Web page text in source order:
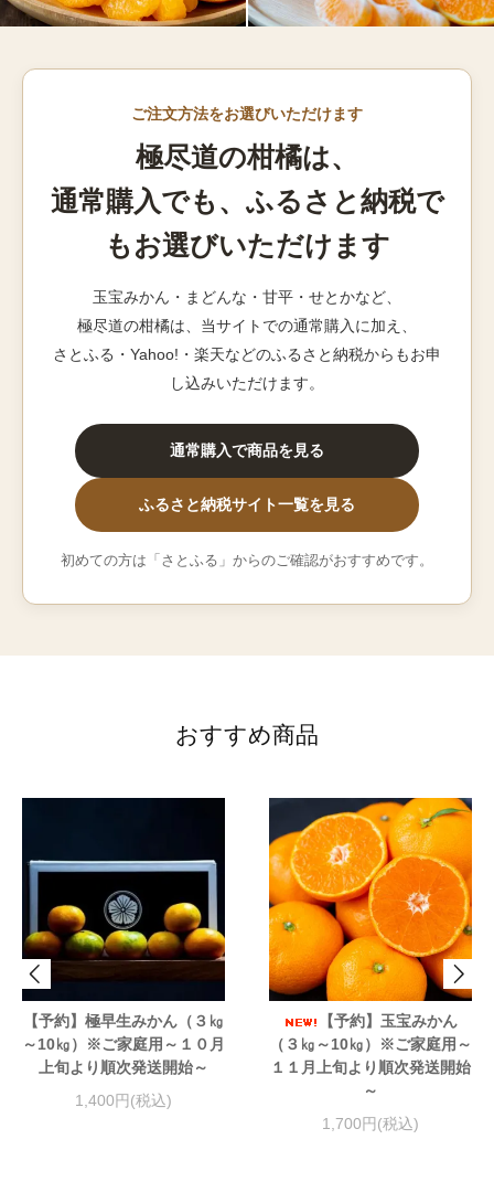
ご注文方法をお選びいただけます
極尽道の柑橘は、
通常購入でも、ふるさと納税で
もお選びいただけます
玉宝みかん・まどんな・甘平・せとかなど、
極尽道の柑橘は、当サイトでの通常購入に加え、
さとふる・Yahoo!・楽天などのふるさと納税からもお申
し込みいただけます。
通常購入で商品を見る
ふるさと納税サイト一覧を見る
初めての方は「さとふる」からのご確認がおすすめです。
おすすめ商品
【予約】極早生みかん（３㎏
～10㎏）※ご家庭用～１０月
上旬より順次発送開始～
1,400円(税込)
【予約】玉宝みかん
（３㎏～10㎏）※ご家庭用～
１１月上旬より順次発送開始
～
1,700円(税込)